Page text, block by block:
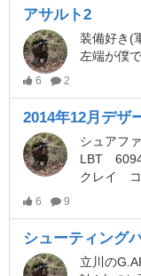
アサルト2
装備好き(
左端が僕
6 2
2014年12月デザ
シュアフ
LBT
クレイ コン
6 9
シューティング